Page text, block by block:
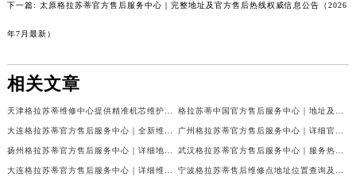
下一篇: 太原格拉苏蒂官方售后服务中心｜完整地址及官方售后热线权威信息公告（2026
年7月最新）
相关文章